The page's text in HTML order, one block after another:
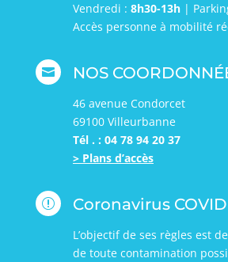
Vendredi : 8h30-13h|
Accès personne à mobilité
 NOS
46 avenue Condorcet
69100 Villeurbanne
Tél . : 04 78 94 20 37
> Plans d’accès
r Coronavirus COVID
L’objectif de ses règles est
de toute contamination